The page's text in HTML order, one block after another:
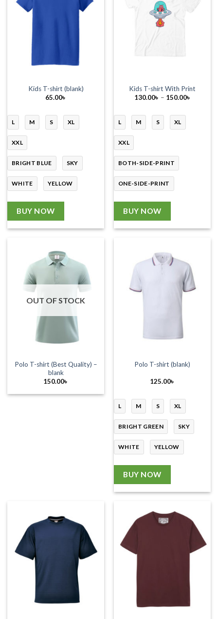
Kids T-shirt (blank)
65.00৳
L M S XL
XXL
BRIGHT BLUE SKY
WHITE YELLOW
BUY NOW
Kids T-shirt With Print
130.00৳ – 150.00৳
L M S XL
XXL
BOTH-SIDE-PRINT
ONE-SIDE-PRINT
BUY NOW
OUT OF STOCK
Polo T-shirt (Best Quality) –
blank
150.00৳
Polo T-shirt (blank)
125.00৳
L M S XL
BRIGHT GREEN SKY
WHITE YELLOW
BUY NOW